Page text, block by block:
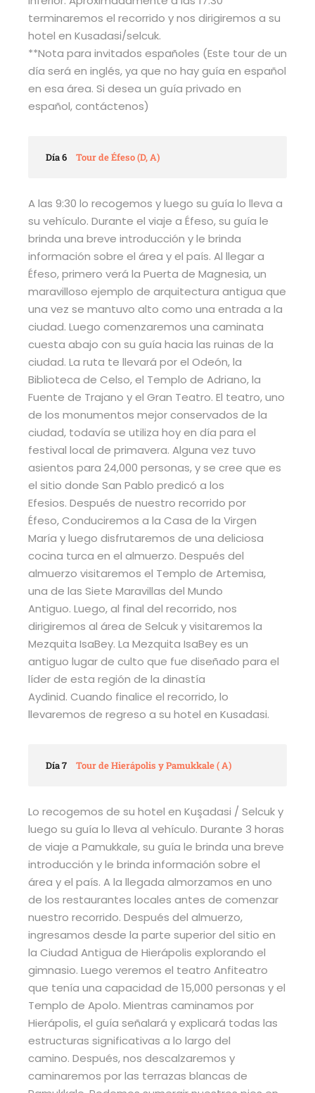
terminaremos el recorrido y nos dirigiremos a su
hotel en Kusadasi/selcuk.
**Nota para invitados españoles (Este tour de un
día será en inglés, ya que no hay guía en español
en esa área. Si desea un guía privado en
español, contáctenos)
Día 6 Tour de Éfeso (D, A)
A las 9:30 lo recogemos y luego su guía lo lleva a
su vehículo. Durante el viaje a Éfeso, su guía le
brinda una breve introducción y le brinda
información sobre el área y el país. Al llegar a
Éfeso, primero verá la Puerta de Magnesia, un
maravilloso ejemplo de arquitectura antigua que
una vez se mantuvo alto como una entrada a la
ciudad. Luego comenzaremos una caminata
cuesta abajo con su guía hacia las ruinas de la
ciudad. La ruta te llevará por el Odeón, la
Biblioteca de Celso, el Templo de Adriano, la
Fuente de Trajano y el Gran Teatro. El teatro, uno
de los monumentos mejor conservados de la
ciudad, todavía se utiliza hoy en día para el
festival local de primavera. Alguna vez tuvo
asientos para 24,000 personas, y se cree que es
el sitio donde San Pablo predicó a los
Efesios. Después de nuestro recorrido por
Éfeso, Conduciremos a la Casa de la Virgen
María y luego disfrutaremos de una deliciosa
cocina turca en el almuerzo. Después del
almuerzo visitaremos el Templo de Artemisa,
una de las Siete Maravillas del Mundo
Antiguo. Luego, al final del recorrido, nos
dirigiremos al área de Selcuk y visitaremos la
Mezquita IsaBey. La Mezquita IsaBey es un
antiguo lugar de culto que fue diseñado para el
líder de esta región de la dinastía
Aydinid. Cuando finalice el recorrido, lo
llevaremos de regreso a su hotel en Kusadasi.
Día 7 Tour de Hierápolis y Pamukkale ( A)
Lo recogemos de su hotel en Kuşadasi / Selcuk y
luego su guía lo lleva al vehículo. Durante 3 horas
de viaje a Pamukkale, su guía le brinda una breve
introducción y le brinda información sobre el
área y el país. A la llegada almorzamos en uno
de los restaurantes locales antes de comenzar
nuestro recorrido. Después del almuerzo,
ingresamos desde la parte superior del sitio en
la Ciudad Antigua de Hierápolis explorando el
gimnasio. Luego veremos el teatro Anfiteatro
que tenía una capacidad de 15,000 personas y el
Templo de Apolo. Mientras caminamos por
Hierápolis, el guía señalará y explicará todas las
estructuras significativas a lo largo del
camino. Después, nos descalzaremos y
caminaremos por las terrazas blancas de